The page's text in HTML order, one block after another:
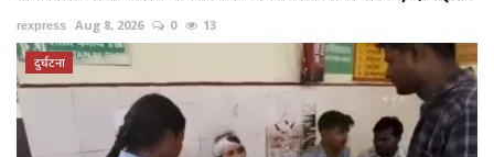
rexpress Aug 8, 2026 0 13
दुर्घटना